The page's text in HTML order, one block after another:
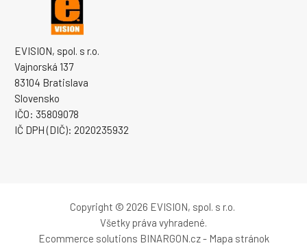
EVISION, spol. s r.o.
Vajnorská 137
83104 Bratislava
Slovensko
IČO: 35809078
IČ DPH (DIČ): 2020235932
Copyright © 2026 EVISION, spol. s r.o.
Všetky práva vyhradené.
Ecommerce solutions BINARGON.cz- Mapa stránok